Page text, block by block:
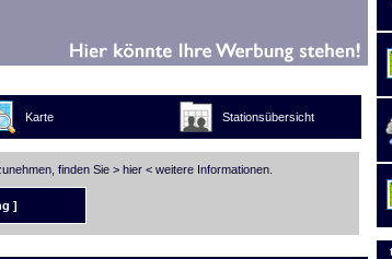
Karte Stationsübersicht
finden Sie > hier< weitere Informationen.
]